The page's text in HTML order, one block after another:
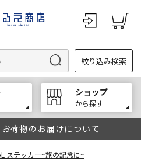
絞り込み検索
ショップ
から探す
荷物のお届けについて
ステッカー~旅の記念に~